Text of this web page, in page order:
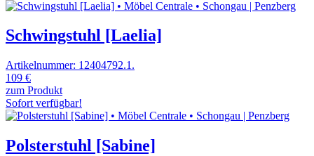
Schwingstuhl [Laelia]
Artikelnummer: 12404792.1.
109 €
zum Produkt
Sofort verfügbar!
Polsterstuhl [Sabine]